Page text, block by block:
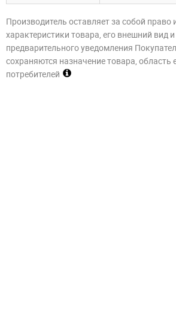
Производитель оставляет за собой право
характеристики товара, его внешний вид
предварительного уведомления
сохраняются назначение товара, область
потребителей